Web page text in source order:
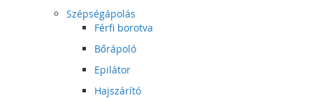
Szépségápolás
Férfi borotva
Bőrápoló
Epilátor
Hajszárító